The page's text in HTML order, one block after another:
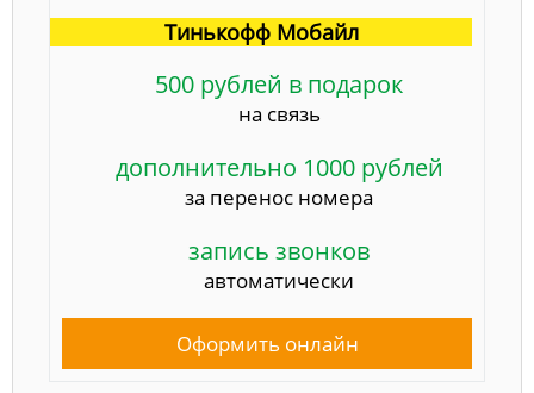
Тинькофф Мобайл
500 рублей в подарок
на связь
дополнительно 1000 рублей
за перенос номера
запись звонков
автоматически
Оформить онлайн